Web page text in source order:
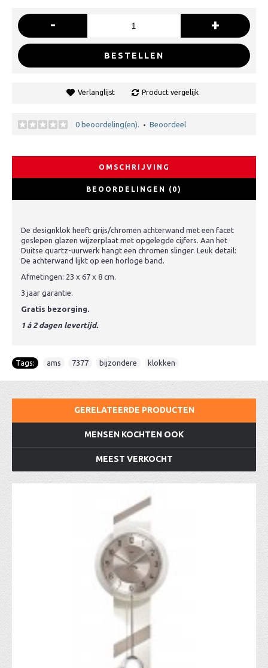
- +
BESTELLEN
Verlanglijst Product vergelijk
0 beoordeling(en). • Beoordeel
OMSCHRIJVING
BEOORDELINGEN (0)
De designklok heeft grijs/chromen achterwand met een facet
geslepen glazen wijzerplaat met opgelegde cijfers. Aan het
Duitse quartz-uurwerk hangt een chromen slinger. Leuk detail:
De achterwand lijkt op een horloge band.
Afmetingen: 23 x 67 x 8 cm.
3 jaar garantie.
Gratis bezorging.
1 á 2 dagen levertijd.
Tags: ams 7377 bijzondere klokken
GERELATEERDE PRODUCTEN
MENSEN KOCHTEN OOK
MEEST VERKOCHT